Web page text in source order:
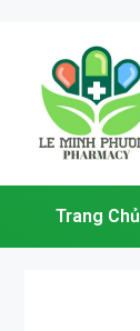
Trang Chủ